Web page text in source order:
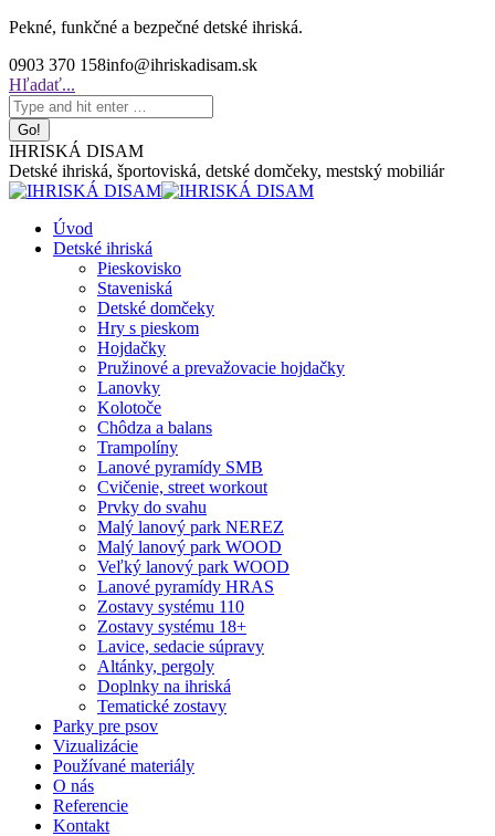
Skip
content
Pekné, funkčné a bezpečné detské ihriská.
0903 370 158info@ihriskadisam.sk
Search:
Hľadať...
IHRISKÁ DISAM
Detské ihriská, športoviská, detské domčeky, mestský mobiliár
Úvod
Detské ihriská
Pieskovisko
Staveniská
Detské domčeky
Hry s pieskom
Hojdačky
Pružinové a prevažovacie hojdačky
Lanovky
Kolotoče
Chôdza a balans
Trampolíny
Lanové pyramídy SMB
Cvičenie, street workout
Prvky do svahu
Malý lanový park NEREZ
Malý lanový park WOOD
Veľký lanový park WOOD
Lanové pyramídy HRAS
Zostavy systému 110
Zostavy systému 18+
Lavice, sedacie súpravy
Altánky, pergoly
Doplnky na ihriská
Tematické zostavy
Parky pre psov
Vizualizácie
Používané materiály
O nás
Referencie
Kontakt